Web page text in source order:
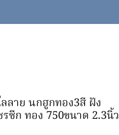
ลลาย นกฮูกทอง3สี ฝัง
รซีก ทอง 750ขนาด 2.3นิ้ว